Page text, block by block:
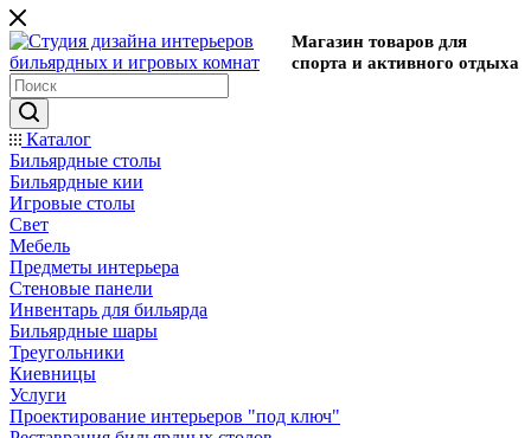
Магазин товаров для
спорта и активного отдыха
Каталог
Бильярдные столы
Бильярдные кии
Игровые столы
Свет
Мебель
Предметы интерьера
Стеновые панели
Инвентарь для бильярда
Бильярдные шары
Треугольники
Киевницы
Услуги
Проектирование интерьеров "под ключ"